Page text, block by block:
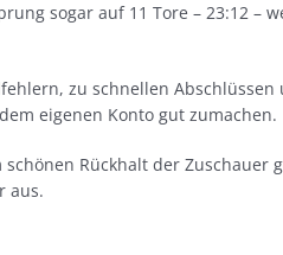
sogar auf 11 Tore – 23:12 –
zu schnellen Abschlüssen
eigenen Konto gut zumachen.
Rückhalt der Zuschauer
aus.